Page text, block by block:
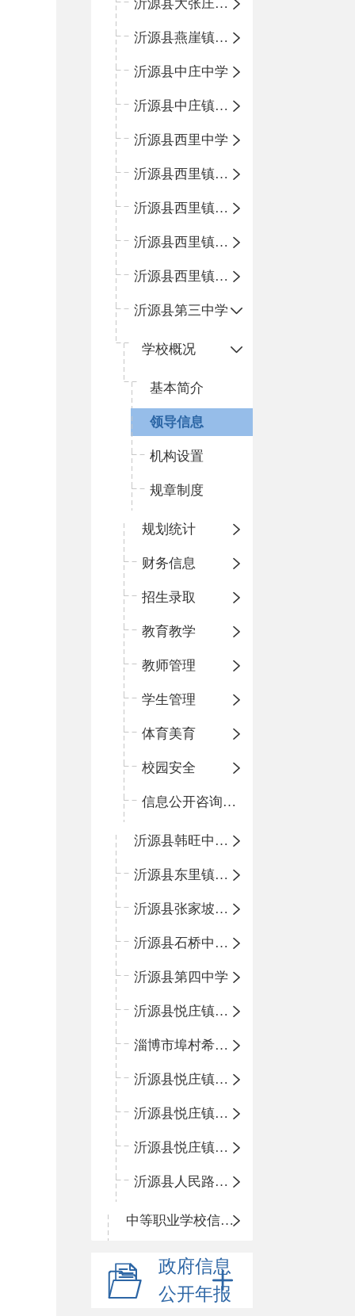
沂源县大张庄中心学校
沂源县燕崖镇中心小学
沂源县中庄中学
沂源县中庄镇中心小学
沂源县西里中学
沂源县西里镇中心小学
沂源县西里镇柳枝峪回民小学
沂源县西里镇金星完全小学
沂源县西里镇团圆小学
沂源县第三中学
学校概况
基本简介
领导信息
机构设置
规章制度
规划统计
财务信息
招生录取
教育教学
教师管理
学生管理
体育美育
校园安全
信息公开咨询指南
沂源县韩旺中心学校
沂源县东里镇中心小学
沂源县张家坡中心学校
沂源县石桥中心学校
沂源县第四中学
沂源县悦庄镇中心小学
淄博市埠村希望小学
沂源县悦庄镇青龙山小学
沂源县悦庄镇鲍庄完小
沂源县悦庄镇赵庄小学
沂源县人民路小学
中等职业学校信息公开
政府信息
公开年报